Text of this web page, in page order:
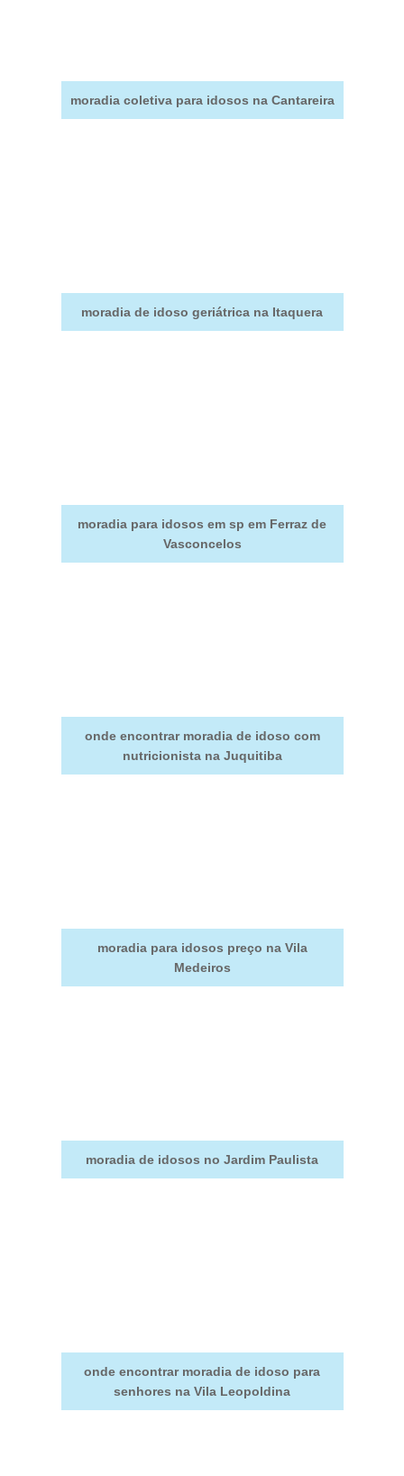
moradia coletiva para idosos na Cantareira
moradia de idoso geriátrica na Itaquera
moradia para idosos em sp em Ferraz de
Vasconcelos
onde encontrar moradia de idoso com
nutricionista na Juquitiba
moradia para idosos preço na Vila
Medeiros
moradia de idosos no Jardim Paulista
onde encontrar moradia de idoso para
senhores na Vila Leopoldina